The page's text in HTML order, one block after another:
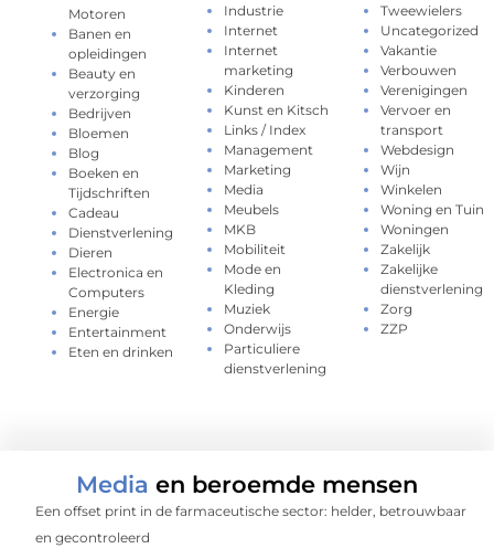
Motoren
Banen en
opleidingen
Beauty en
verzorging
Bedrijven
Bloemen
Blog
Boeken en
Tijdschriften
Cadeau
Dienstverlening
Dieren
Electronica en
Computers
Energie
Entertainment
Eten en drinken
Industrie
Internet
Internet
marketing
Kinderen
Kunst en Kitsch
Links / Index
Management
Marketing
Media
Meubels
MKB
Mobiliteit
Mode en
Kleding
Muziek
Onderwijs
Particuliere
dienstverlening
Tweewielers
Uncategorized
Vakantie
Verbouwen
Verenigingen
Vervoer en
transport
Webdesign
Wijn
Winkelen
Woning en Tuin
Woningen
Zakelijk
Zakelijke
dienstverlening
Zorg
ZZP
Media en beroemde mensen
Een offset print in de farmaceutische sector: helder, betrouwbaar
en gecontroleerd